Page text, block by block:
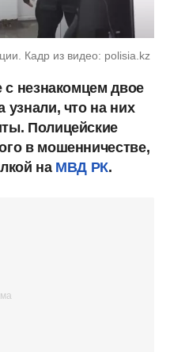
Кадр из видео: polisia.kz
с незнакомцем двое
узнали, что на них
Полицейские
в мошенничестве,
на МВД РК.